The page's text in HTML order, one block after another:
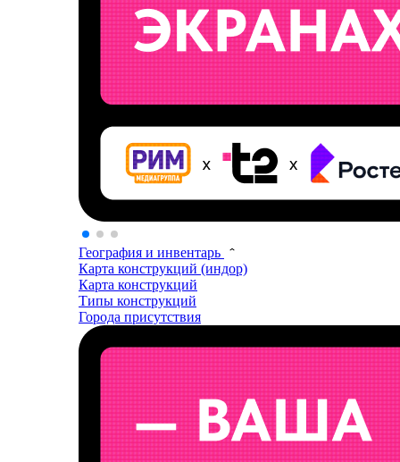
География и инвентарь
Карта конструкций (индор)
Карта конструкций
Типы конструкций
Города присутствия